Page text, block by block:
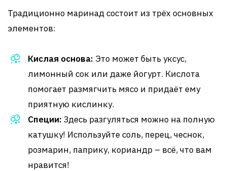
Традиционно маринад состоит из трёх основных
элементов:
Кислая основа: Это может быть уксус,
лимонный сок или даже йогурт. Кислота
помогает размягчить мясо и придаёт ему
приятную кислинку.
Специи: Здесь разгуляться можно на полную
катушку! Используйте соль, перец, чеснок,
розмарин, паприку, кориандр – всё, что вам
нравится!